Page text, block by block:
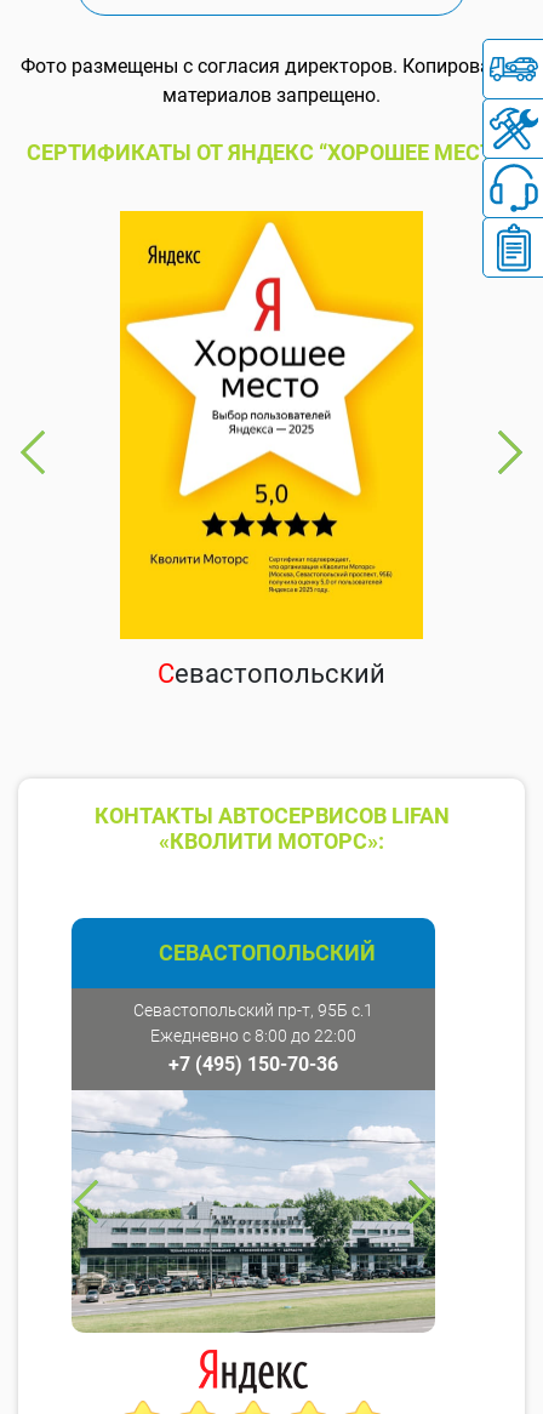
Фото размещены с согласия директоров. Копирование
материалов запрещено.
СЕРТИФИКАТЫ ОТ ЯНДЕКС “ХОРОШЕЕ МЕСТО”
Севастопольский
КОНТАКТЫ АВТОСЕРВИСОВ LIFAN
«КВОЛИТИ МОТОРС»:
СЕВАСТОПОЛЬСКИЙ
Севастопольский пр-т, 95Б с.1
Ежедневно с 8:00 до 22:00
+7 (495) 150-70-36